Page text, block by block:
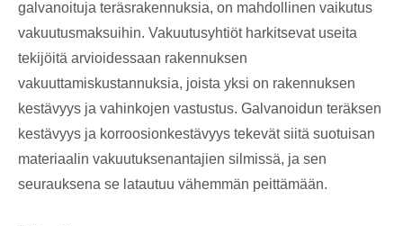
galvanoituja teräsrakennuksia, on mahdollinen vaikutus
vakuutusmaksuihin. Vakuutusyhtiöt harkitsevat useita
tekijöitä arvioidessaan rakennuksen
vakuuttamiskustannuksia, joista yksi on rakennuksen
kestävyys ja vahinkojen vastustus. Galvanoidun teräksen
kestävyys ja korroosionkestävyys tekevät siitä suotuisan
materiaalin vakuutuksenantajien silmissä, ja sen
seurauksena se latautuu vähemmän peittämään.